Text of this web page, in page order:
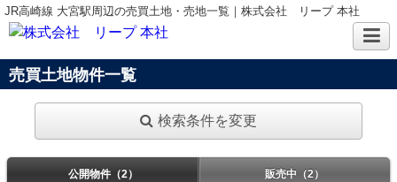
JR高崎線 大宮駅周辺の売買土地・売地一覧｜株式会社 リープ 本社
売買土地物件一覧
検索条件を変更
公開物件（2） 販売中（2）